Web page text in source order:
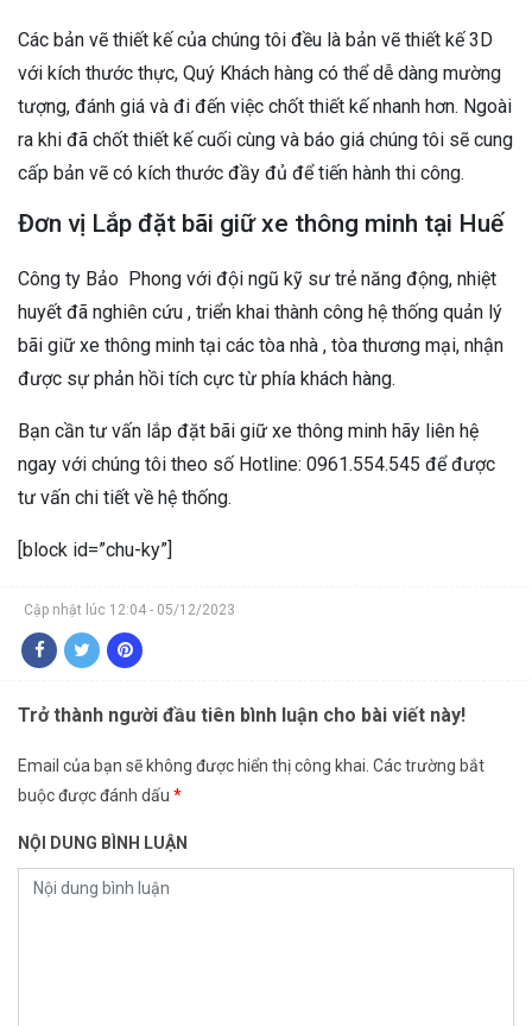
Các bản vẽ thiết kế của chúng tôi đều là bản vẽ thiết kế 3D
với kích thước thực, Quý Khách hàng có thể dễ dàng mường
tượng, đánh giá và đi đến việc chốt thiết kế nhanh hơn. Ngoài
ra khi đã chốt thiết kế cuối cùng và báo giá chúng tôi sẽ cung
cấp bản vẽ có kích thước đầy đủ để tiến hành thi công.
Đơn vị Lắp đặt bãi giữ xe thông minh tại Huế
Công ty Bảo Phong với đội ngũ kỹ sư trẻ năng động, nhiệt
huyết đã nghiên cứu , triển khai thành công hệ thống quản lý
bãi giữ xe thông minh tại các tòa nhà , tòa thương mại, nhận
được sự phản hồi tích cực từ phía khách hàng.
Bạn cần tư vấn lắp đặt bãi giữ xe thông minh hãy liên hệ
ngay với chúng tôi theo số Hotline: 0961.554.545 để được
tư vấn chi tiết về hệ thống.
[block id=”chu-ky”]
Cập nhật lúc 12:04 - 05/12/2023
Trở thành người đầu tiên bình luận cho bài viết này!
Email của bạn sẽ không được hiển thị công khai. Các trường bắt
buộc được đánh dấu *
NỘI DUNG BÌNH LUẬN